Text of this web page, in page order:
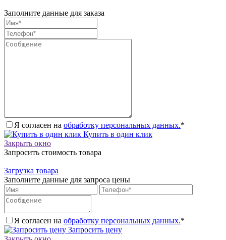
Заполните данные для заказа
Я согласен на обработку персональных данных.*
Купить в один клик
Закрыть окно
Запросить стоимость товара
Загрузка товара
Заполните данные для запроса цены
Я согласен на обработку персональных данных.*
Запросить цену